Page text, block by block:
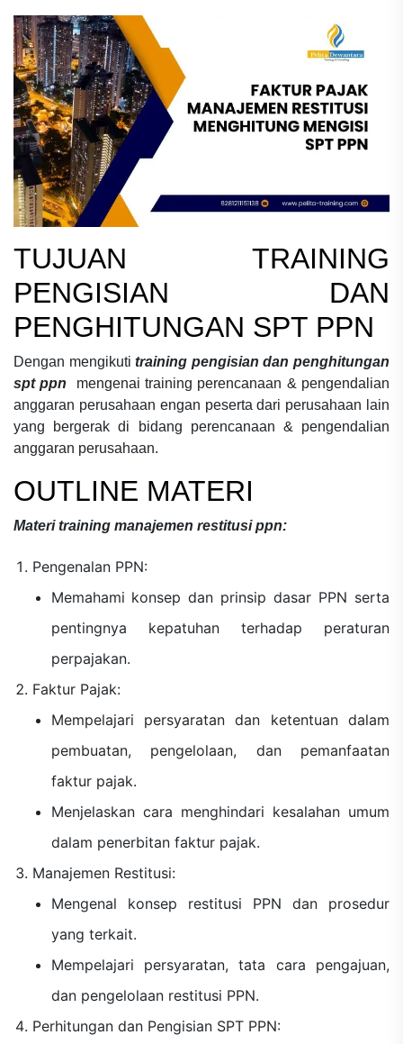
TUJUAN TRAINING
PENGISIAN DAN
PENGHITUNGAN SPT PPN
Dengan mengikuti training pengisian dan penghitungan
spt ppn
mengenaitraining perencanaan & pengendalian
anggaran perusahaan engan peserta dari perusahaan lain
yang bergerak di bidang perencanaan & pengendalian
anggaran perusahaan.
OUTLINE MATERI
Materitraining manajemen restitusi ppn:
Pengenalan PPN:
Memahami konsep dan prinsip dasar PPN serta
pentingnya kepatuhan terhadap peraturan
perpajakan.
Faktur Pajak:
Mempelajari persyaratan dan ketentuan dalam
pembuatan, pengelolaan, dan pemanfaatan
faktur pajak.
Menjelaskan cara menghindari kesalahan umum
dalam penerbitan faktur pajak.
Manajemen Restitusi:
Mengenal konsep restitusi PPN dan prosedur
yang terkait.
Mempelajari persyaratan, tata cara pengajuan,
dan pengelolaan restitusi PPN.
Perhitungan dan Pengisian SPT PPN: